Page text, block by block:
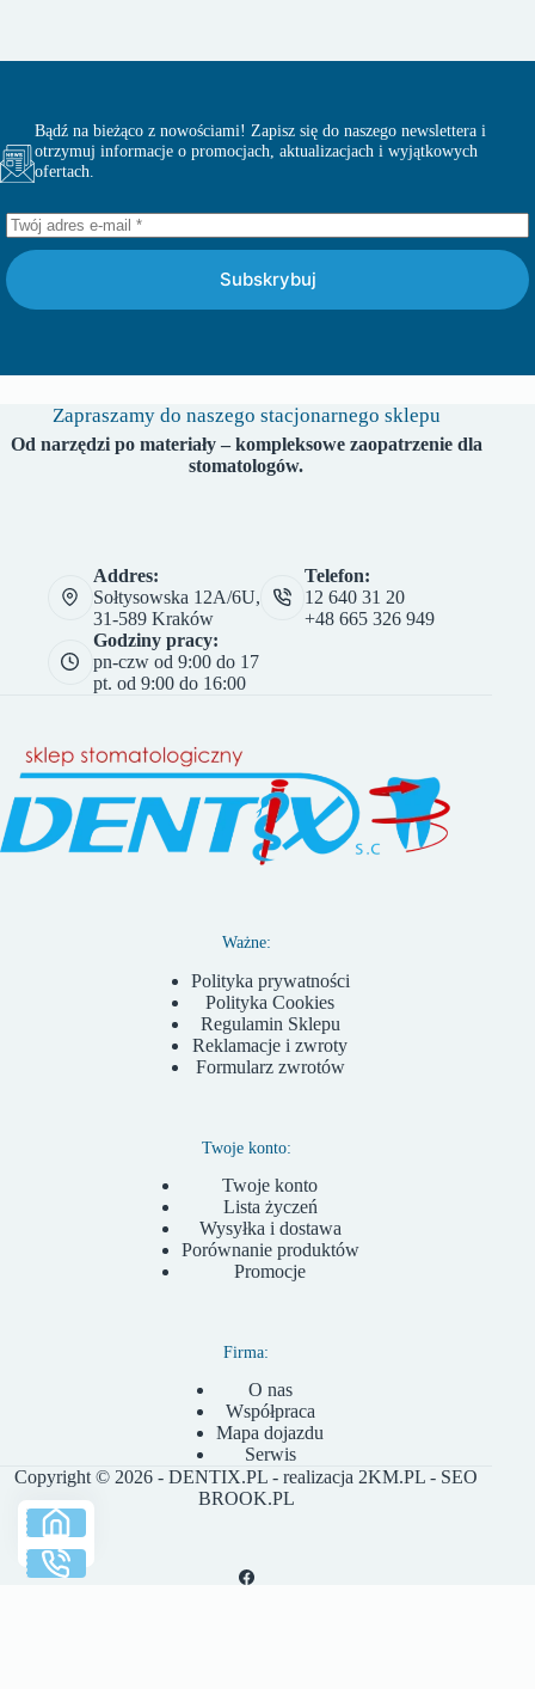
Bądź na bieżąco z nowościami! Zapisz się do naszego newslettera i
otrzymuj informacje o promocjach, aktualizacjach i wyjątkowych
ofertach.
Subskrybuj
Zapraszamy do naszego stacjonarnego sklepu
Od narzędzi po materiały – kompleksowe zaopatrzenie dla
stomatologów.
Addres:
Sołtysowska 12A/6U,
31-589 Kraków
Telefon:
12 640 31 20
+48 665 326 949
Godziny pracy:
pn-czw od 9:00 do 17
pt. od 9:00 do 16:00
Ważne:
Polityka prywatności
Polityka Cookies
Regulamin Sklepu
Reklamacje i zwroty
Formularz zwrotów
Twoje konto:
Twoje konto
Lista życzeń
Wysyłka i dostawa
Porównanie produktów
Promocje
Firma:
O nas
Współpraca
Mapa dojazdu
Serwis
Copyright © 2026 - DENTIX.PL - realizacja 2KM.PL - SEO
BROOK.PL